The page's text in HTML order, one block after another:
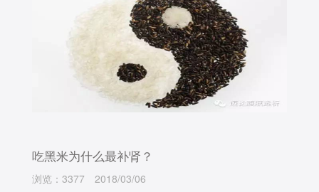
吃黑米为什么最补肾？
浏览：3377 2018/03/06